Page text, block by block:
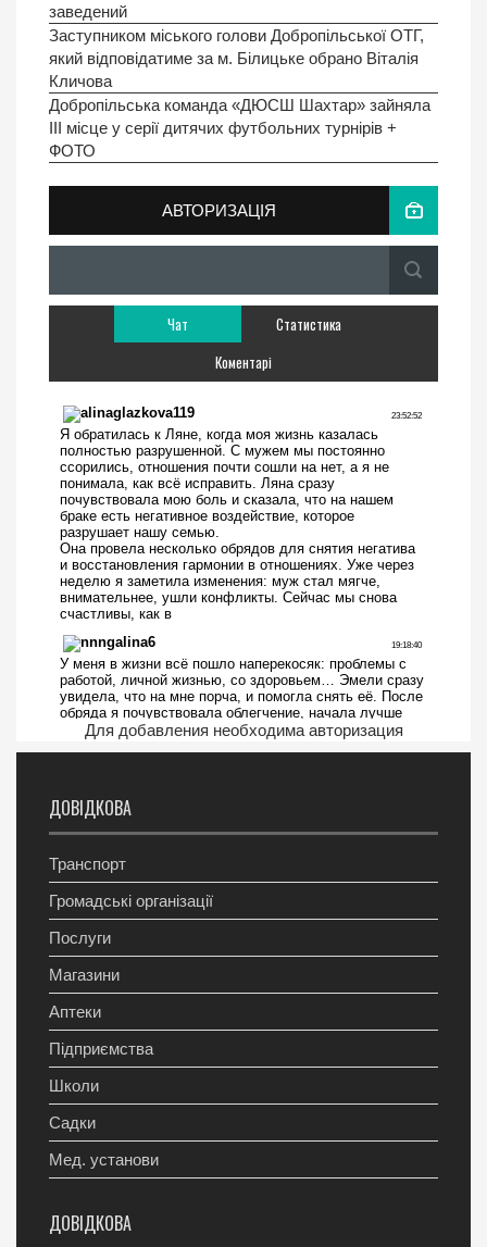
заведений
Заступником міського голови Добропільської ОТГ,
який відповідатиме за м. Білицьке обрано Віталія
Кличова
Добропільська команда «ДЮСШ Шахтар» зайняла
III місце у серії дитячих футбольних турнірів +
ФОТО
АВТОРИЗАЦІЯ
Чат
Статистика
Коментарі
Для добавления необходима авторизация
ДОВІДКОВА
Транспорт
Громадські організації
Послуги
Магазини
Аптеки
Підприємства
Школи
Садки
Мед. установи
ДОВІДКОВА